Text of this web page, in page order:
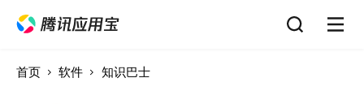
首页 软件 知识巴士